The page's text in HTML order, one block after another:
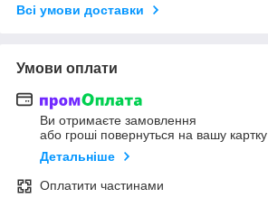
Всі умови доставки
Умови оплати
Ви отримаєте замовлення
або гроші повернуться на вашу картку
Детальніше
Оплатити частинами